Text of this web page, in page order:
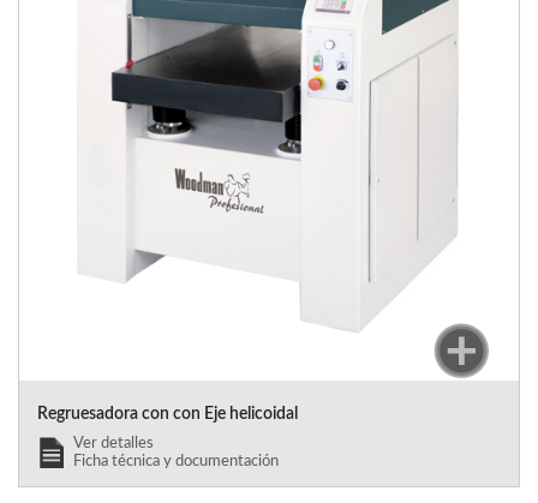
Regruesadora con con Eje helicoidal
Ver detalles
Ficha técnica y documentación